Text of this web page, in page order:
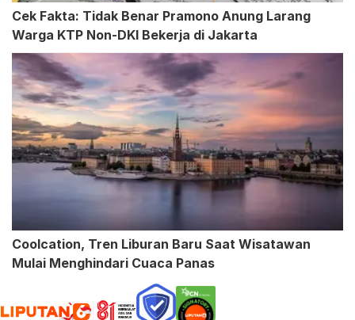
Cek Fakta: Tidak Benar Pramono Anung Larang
Warga KTP Non-DKI Bekerja di Jakarta
Coolcation, Tren Liburan Baru Saat Wisatawan
Mulai Menghindari Cuaca Panas